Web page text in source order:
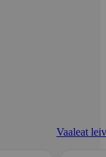
Vaaleat